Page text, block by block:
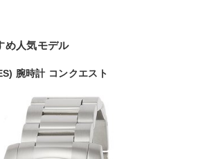
め人気モデル
腕時計 コンクエスト